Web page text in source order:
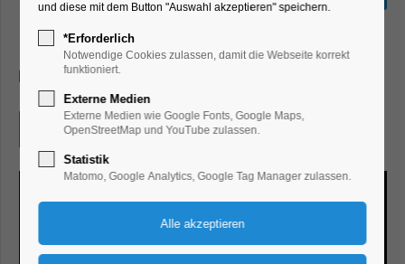
Kinder, Jugend, Mitmach-Aktion, Party,
Feiern, Fest, Workshop
11.10.2026, 11:00–16:00
Eintritt frei
und diese mit dem Button "Auswahl akzeptieren" speichern.
*Erforderlich
Notwendige Cookies zulassen, damit die Webseite korrekt
funktioniert.
Externe Medien
Externe Medien wie Google Fonts, Google Maps,
OpenStreetMap und YouTube zulassen.
Statistik
Matomo, Google Analytics, Google Tag Manager zulassen.